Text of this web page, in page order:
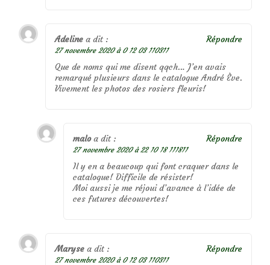
Adeline a dit :
27 novembre 2020 à 0 12 03 110311
Que de noms qui me disent qqch… J’en avais
remarqué plusieurs dans le catalogue André Ève.
Vivement les photos des rosiers fleuris!
Répondre
malo a dit :
27 novembre 2020 à 22 10 18 111811
Il y en a beaucoup qui font craquer dans le
catalogue! Difficile de résister!
Moi aussi je me réjoui d’avance à l’idée de
ces futures découvertes!
Répondre
Maryse a dit :
27 novembre 2020 à 0 12 03 110311
Répondre